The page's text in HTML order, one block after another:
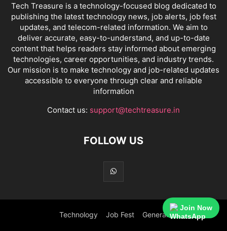
Tech Treasure is a technology-focused blog dedicated to
publishing the latest technology news, job alerts, job fest
updates, and telecom-related information. We aim to
deliver accurate, easy-to-understand, and up-to-date
content that helps readers stay informed about emerging
technologies, career opportunities, and industry trends.
Our mission is to make technology and job-related updates
accessible to everyone through clear and reliable
information
Contact us: support@techtreasure.in
FOLLOW US
Technology Job Fest General
Join Now